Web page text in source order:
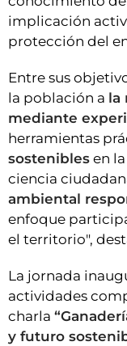
implicación
protección del
Entre sus
la población a la
mediante
herramientas
sostenibles en
ciencia
ambiental
enfoque
el territorio",
La jornada
actividades
charla
y futuro